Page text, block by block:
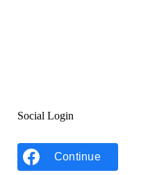
Social Login
Continue